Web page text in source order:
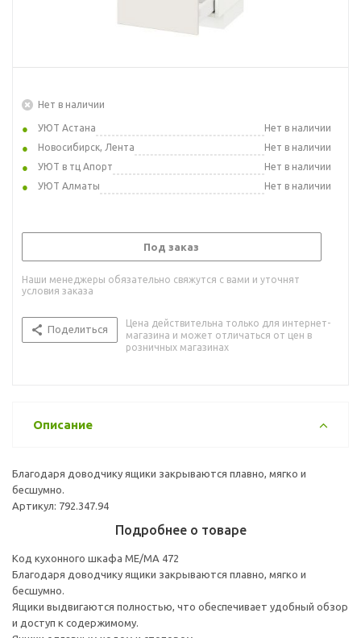
Нет в наличии
УЮТ Астана
Нет в наличии
Новосибирск, Лента
Нет в наличии
УЮТ в тц Апорт
Нет в наличии
УЮТ Алматы
Нет в наличии
Под заказ
Наши менеджеры обязательно свяжутся с вами и уточнят
условия заказа
Поделиться
Цена действительна только для интернет-
магазина и может отличаться от цен в
розничных магазинах
Описание
Благодаря доводчику ящики закрываются плавно, мягко и
бесшумно.
Артикул: 792.347.94
Подробнее о товаре
Код кухонного шкафа ME/MA 472
Благодаря доводчику ящики закрываются плавно, мягко и
бесшумно.
Ящики выдвигаются полностью, что обеспечивает удобный обзор
и доступ к содержимому.